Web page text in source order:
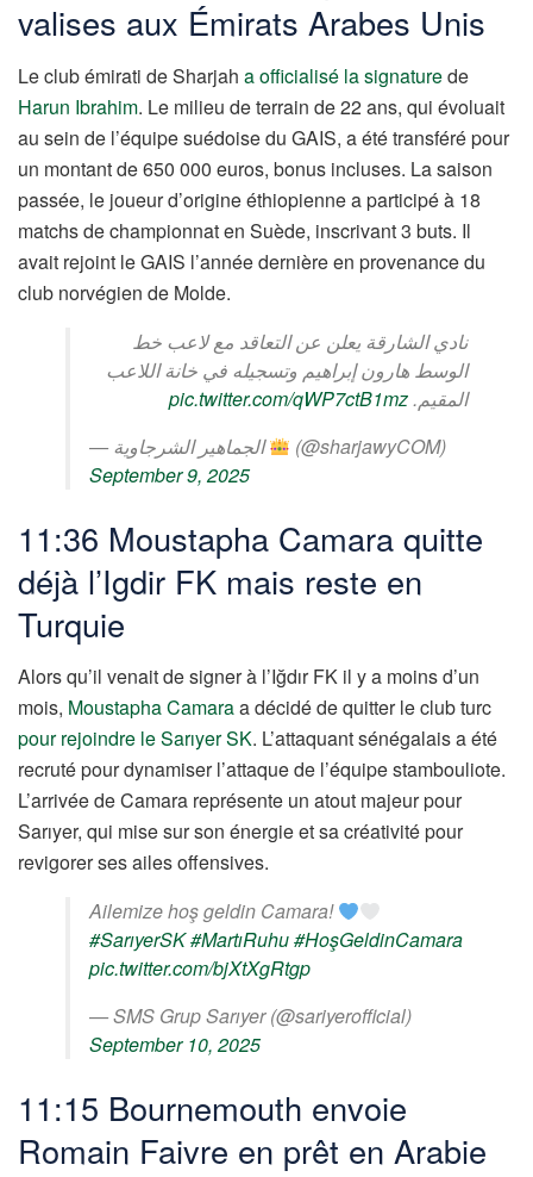
valises aux Émirats Arabes Unis
Le club émirati de Sharjah a officialisé la signaturede
Harun Ibrahim. Le milieu de terrain de 22 ans, qui évoluait
au sein de l’équipe suédoise du GAIS, a été transféré pour
un montant de 650 000 euros, bonus incluses. La saison
passée, le joueur d’origine éthiopienne a participé à 18
matchs de championnat en Suède, inscrivant 3 buts. Il
avait rejoint le GAIS l’année dernière en provenance du
club norvégien de Molde.
نادي الشارقة يعلن عن التعاقد مع لاعب خط
الوسط هارون إبراهيم وتسجيله في خانة اللاعب
المقيم.pic.twitter.com/qWP7ctB1mz
— الجماهير الشرجاوية
(@sharjawyCOM)
September 9, 2025
11:36 Moustapha Camara quitte
déjà l’Igdir FK mais reste en
Turquie
Alors qu’il venait de signer à l’Iğdır FK il y a moins d’un
mois, Moustapha Camaraa décidé de quitter le club turc
pour rejoindre le Sarıyer SK. L’attaquant sénégalais a été
recruté pour dynamiser l’attaque de l’équipe stambouliote.
L’arrivée de Camara représente un atout majeur pour
Sarıyer, qui mise sur son énergie et sa créativité pour
revigorer ses ailes offensives.
Ailemize hoş geldin Camara!
#SarıyerSK#MartıRuhu#HoşGeldinCamara
pic.twitter.com/bjXtXgRtgp
— SMS Grup Sarıyer (@sariyerofficial)
September 10, 2025
11:15 Bournemouth envoie
Romain Faivre en prêt en Arabie